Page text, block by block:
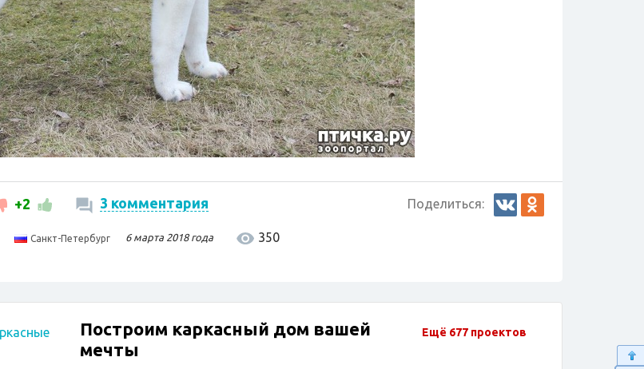
+2 3 комментария
Санкт-Петербург 6 марта 2018 года 350
Поделиться:
Построим каркасный дом вашей
мечты
Ещё 677 проектов